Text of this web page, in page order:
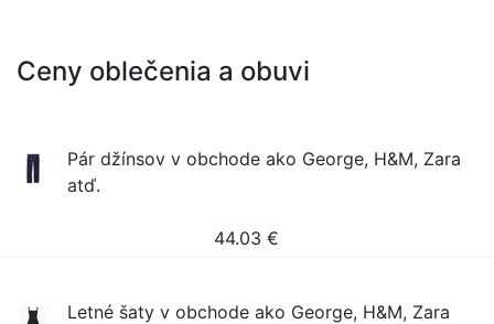
Ceny oblečenia a obuvi
Pár džínsov v obchode ako George, H&M, Zara
atď.
44.03 €
Letné šaty v obchode ako George, H&M, Zara